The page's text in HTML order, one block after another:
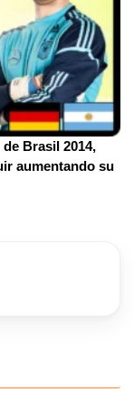
Brasil 2014,
aumentando su